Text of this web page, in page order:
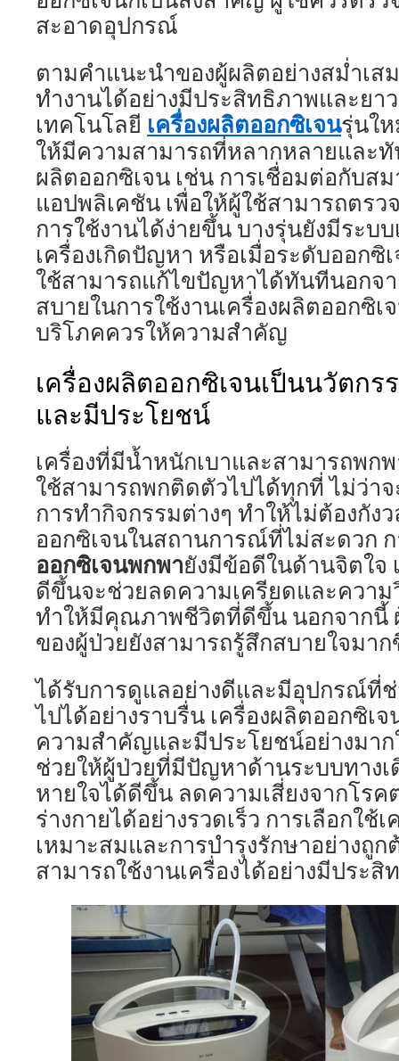
สะอาดอุปกรณ์
ตามคำแนะนำของผู้ผลิตอย่างสม่ำเสม
ทำงานได้อย่างมีประสิทธิภาพและยา
เทคโนโลยี เครื่องผลิตออกซิเจนรุ่นใ
ให้มีความสามารถที่หลากหลายและ
ผลิตออกซิเจน เช่น การเชื่อมต่อกับส
แอปพลิเคชัน เพื่อให้ผู้ใช้สามารถตร
การใช้งานได้ง่ายขึ้น บางรุ่นยังมีระ
เครื่องเกิดปัญหา หรือเมื่อระดับออกซิ
ใช้สามารถแก้ไขปัญหาได้ทันทีนอกจ
สบายในการใช้งานเครื่องผลิตออกซิ
บริโภคควรให้ความสำคัญ
เครื่องผลิตออกซิเจนเป็นนวัตก
และมีประโยชน์
เครื่องที่มีน้ำหนักเบาและสามารถพก
ใช้สามารถพกติดตัวไปได้ทุกที่ ไม่ว่าจ
การทำกิจกรรมต่างๆ ทำให้ไม่ต้องกัง
ออกซิเจนในสถานการณ์ที่ไม่สะดวก
ออกซิเจนพกพายังมีข้อดีในด้านจิตใจ
ดีขึ้นจะช่วยลดความเครียดและความ
ทำให้มีคุณภาพชีวิตที่ดีขึ้น นอกจากนี้
ของผู้ป่วยยังสามารถรู้สึกสบายใจมา
ได้รับการดูแลอย่างดีและมีอุปกรณ์ที่ช่
ไปได้อย่างราบรื่น เครื่องผลิตออกซิเ
ความสำคัญและมีประโยชน์อย่างมา
ช่วยให้ผู้ป่วยที่มีปัญหาด้านระบบทางเ
หายใจได้ดีขึ้น ลดความเสี่ยงจากโร
ร่างกายได้อย่างรวดเร็ว การเลือกใช้
เหมาะสมและการบำรุงรักษาอย่างถูก
สามารถใช้งานเครื่องได้อย่างมีประ